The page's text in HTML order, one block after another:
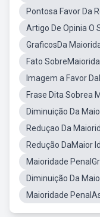
Pontosa Favor Da
Artigo De Opinia O
GraficosDa
Fato
Imagem a Favor
Frase Dita Sobrea
Diminuição Da
Reduçao Da
Redução DaMaior
Maioridade
Diminuição Da
Maioridade